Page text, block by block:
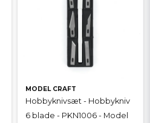
MODEL CRAFT
Hobbyknivsæt - Hobbykniv
6 blade - PKN1006 - Model